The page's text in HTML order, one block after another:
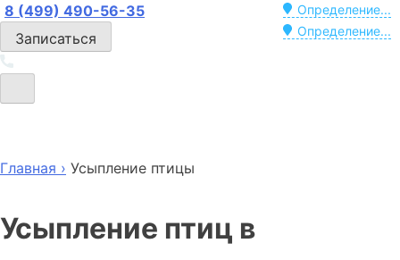
Определение...
8 (499) 490-56-35
Определение...
Записаться
Главная › Усыпление птицы
Усыпление птиц в